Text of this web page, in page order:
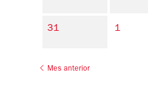
31 1
Mes anterior